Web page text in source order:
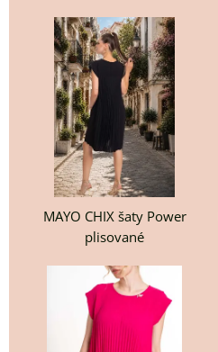
MAYO CHIX šaty Power
plisované